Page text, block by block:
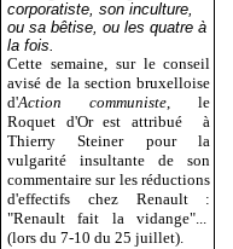
corporatiste, son inculture,
ou sa bêtise, ou les quatre à
la fois.
Cette semaine, sur le conseil
avisé de la section bruxelloise
d'Action communiste , le
Roquet d'Or est attribué
à
Thierry Steiner pour la
vulgarité insultante de son
commentaire sur les réductions
d'effectifs chez Renault :
"Renault fait la vidange"...
(lors du 7-10 du 25 juillet).